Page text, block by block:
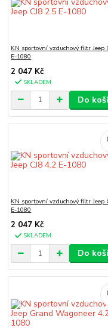
KN sportovní vzduchový filtr Jeep
E-1080
2 047 Kč
SKLADEM
Do
KN sportovní vzduchový filtr Jeep
E-1080
2 047 Kč
SKLADEM
Do